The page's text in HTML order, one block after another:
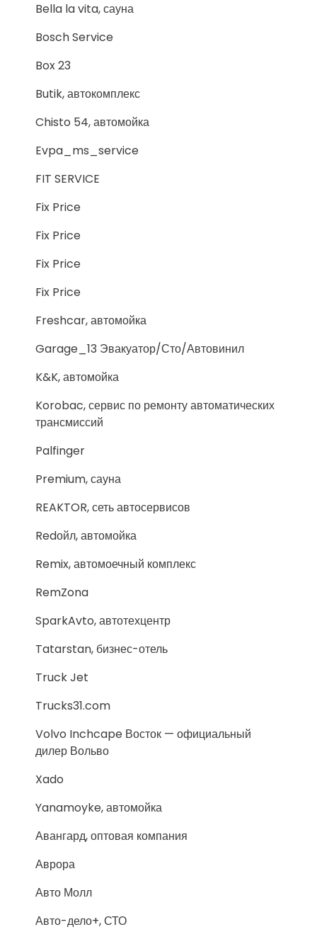
Bella la vita, сауна
Bosch Service
Box 23
Butik, автокомплекс
Chisto 54, автомойка
Evpa_ms_service
FIT SERVICE
Fix Price
Fix Price
Fix Price
Fix Price
Freshcar, автомойка
Garage_13 Эвакуатор/Сто/Автовинил
K&K, автомойка
Korobac, сервис по ремонту автоматических
трансмиссий
Palfinger
Premium, сауна
REAKTOR, сеть автосервисов
Redойл, автомойка
Remix, автомоечный комплекс
RemZona
SparkAvto, автотехцентр
Tatarstan, бизнес-отель
Truck Jet
Trucks31.com
Volvo Inchcape Восток — официальный
дилер Вольво
Xado
Yanamoyke, автомойка
Авангард, оптовая компания
Аврора
Авто Молл
Авто-дело+, СТО